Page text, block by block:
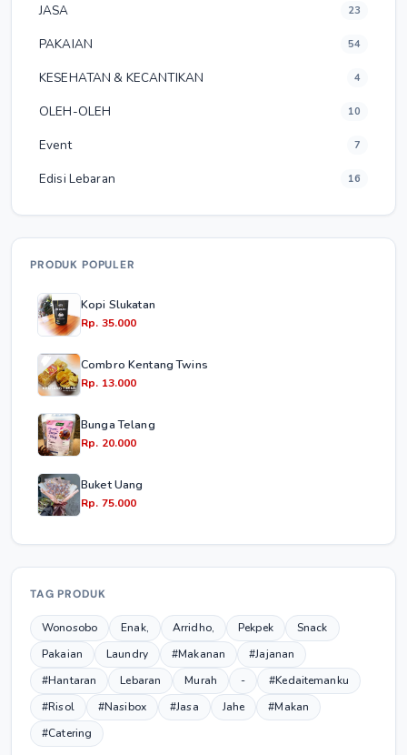
JASA 23
PAKAIAN 54
KESEHATAN & KECANTIKAN 4
OLEH-OLEH 10
Event 7
Edisi Lebaran 16
PRODUK POPULER
Kopi Slukatan
Rp. 35.000
Combro Kentang Twins
Rp. 13.000
Bunga Telang
Rp. 20.000
Buket Uang
Rp. 75.000
TAG PRODUK
Wonosobo Enak, Arridho, Pekpek
Snack
Pakaian
Laundry #Makanan
#Jajanan
#Hantaran
Lebaran Murah -
#Kedaitemanku
#Risol
#Nasibox #Jasa Jahe
#Makan
#Catering